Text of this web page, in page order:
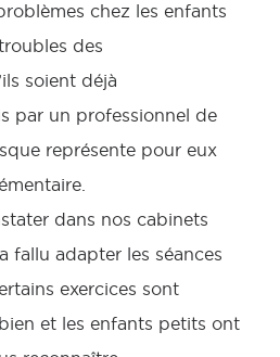
chez les enfants
des
soient déjà
par un professionnel de
représente pour eux
dans nos cabinets
fallu adapter les séances
exercices sont
et les enfants petits ont